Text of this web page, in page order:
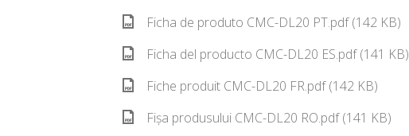
Ficha de produto CMC-DL20 PT.pdf (142 KB)
Ficha del producto CMC-DL20 ES.pdf (141 KB)
Fiche produit CMC-DL20 FR.pdf (142 KB)
Fișa produsului CMC-DL20 RO.pdf (141 KB)